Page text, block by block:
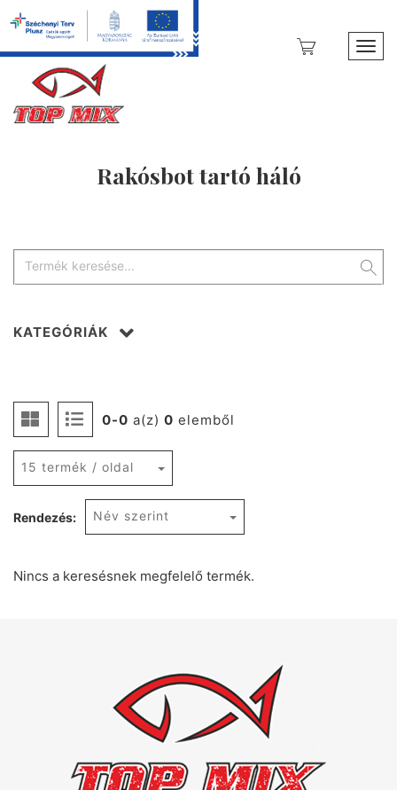
Rakósbot tartó háló
0-0 a(z) 0 elemből
15 termék / oldal
Rendezés: Név szerint
Nincs a keresésnek megfelelő termék.
KATEGÓRIÁK